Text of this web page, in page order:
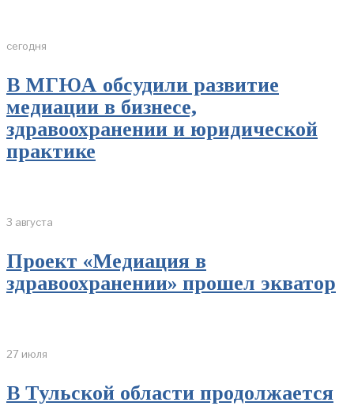
сегодня
В МГЮА обсудили развитие
медиации в бизнесе,
здравоохранении и юридической
практике
3 августа
Проект «Медиация в
здравоохранении» прошел экватор
27 июля
В Тульской области продолжается